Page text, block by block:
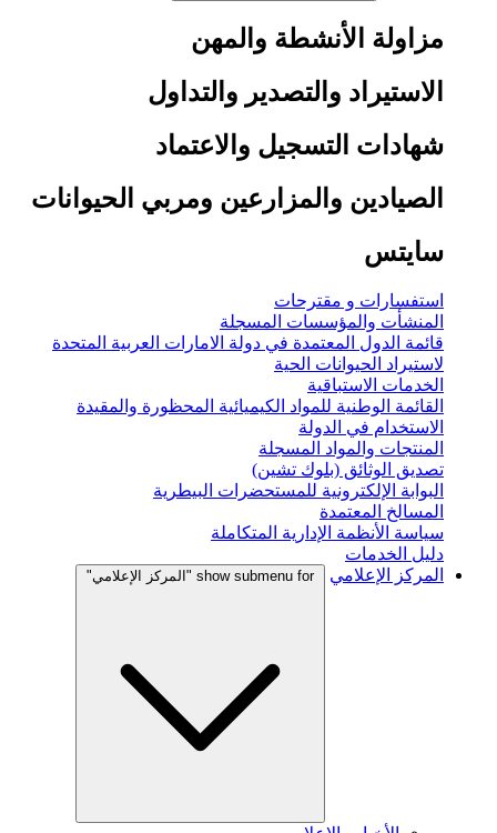
مزاولة الأنشطة والمهن
الاستيراد والتصدير والتداول
شهادات التسجيل والاعتماد
الصيادين والمزارعين ومربي الحيوانات
سايتس
استفسارات و مقترحات
المنشأت والمؤسسات المسجلة
قائمة الدول المعتمدة في دولة الامارات العربية المتحدة
لاستيراد الحيوانات الحية
الخدمات الاستباقية
القائمة الوطنية للمواد الكيميائية المحظورة والمقيدة
الاستخدام في الدولة
المنتجات والمواد المسجلة
تصديق الوثائق (بلوك تشين)
البوابة الإلكترونية للمستحضرات البيطرية
المسالخ المعتمدة
سياسة الأنظمة الإدارية المتكاملة
دليل الخدمات
المركز الإعلامي
show submenu for "المركز الإعلامي"